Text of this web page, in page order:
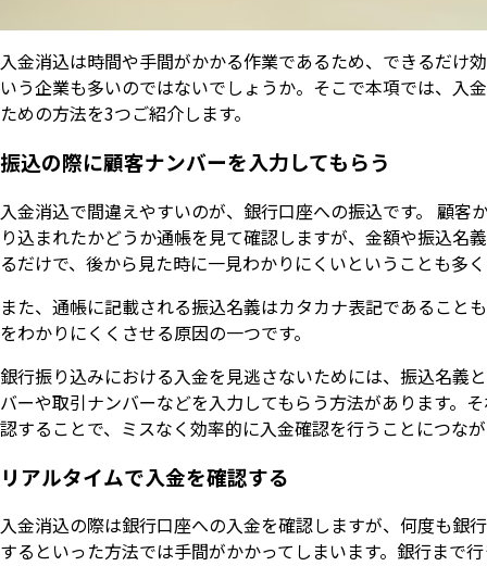
入金消込は時間や手間がかかる作業であるため、できるだけ
いう企業も多いのではないでしょうか。そこで本項では、入
ための方法を3つご紹介します。
振込の際に顧客ナンバーを入力してもらう
入金消込で間違えやすいのが、銀行口座への振込です。 顧客
り込まれたかどうか通帳を見て確認しますが、金額や振込名
るだけで、後から見た時に一見わかりにくいということも多
また、通帳に記載される振込名義はカタカナ表記であること
をわかりにくくさせる原因の一つです。
銀行振り込みにおける入金を見逃さないためには、振込名義
バーや取引ナンバーなどを入力してもらう方法があります。
認することで、ミスなく効率的に入金確認を行うことにつな
リアルタイムで入金を確認する
入金消込の際は銀行口座への入金を確認しますが、何度も銀
するといった方法では手間がかかってしまいます。銀行まで